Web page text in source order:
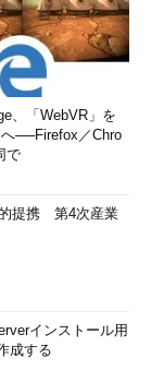
、「WebVR」を
──Firefox／Chro
で
提携 第4次産業
インストール用
成する